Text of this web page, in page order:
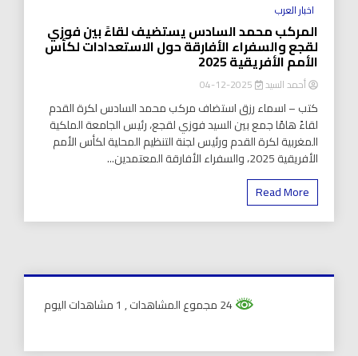
اخبار العرب
المركب محمد السادس يستضيف لقاءً بين فوزي
لقجع والسفراء الأفارقة حول الاستعدادات لكأس
الأمم الأفريقية 2025
أحمد السيد
كتب – اسماء رزق ​استضاف مركب محمد السادس لكرة القدم
لقاءً هامًا جمع بين السيد فوزي لقجع، رئيس الجامعة الملكية
المغربية لكرة القدم ورئيس لجنة التنظيم المحلية لكأس الأمم
الأفريقية 2025، والسفراء الأفارقة المعتمدين...
Read More
, 1 مشاهدات اليوم